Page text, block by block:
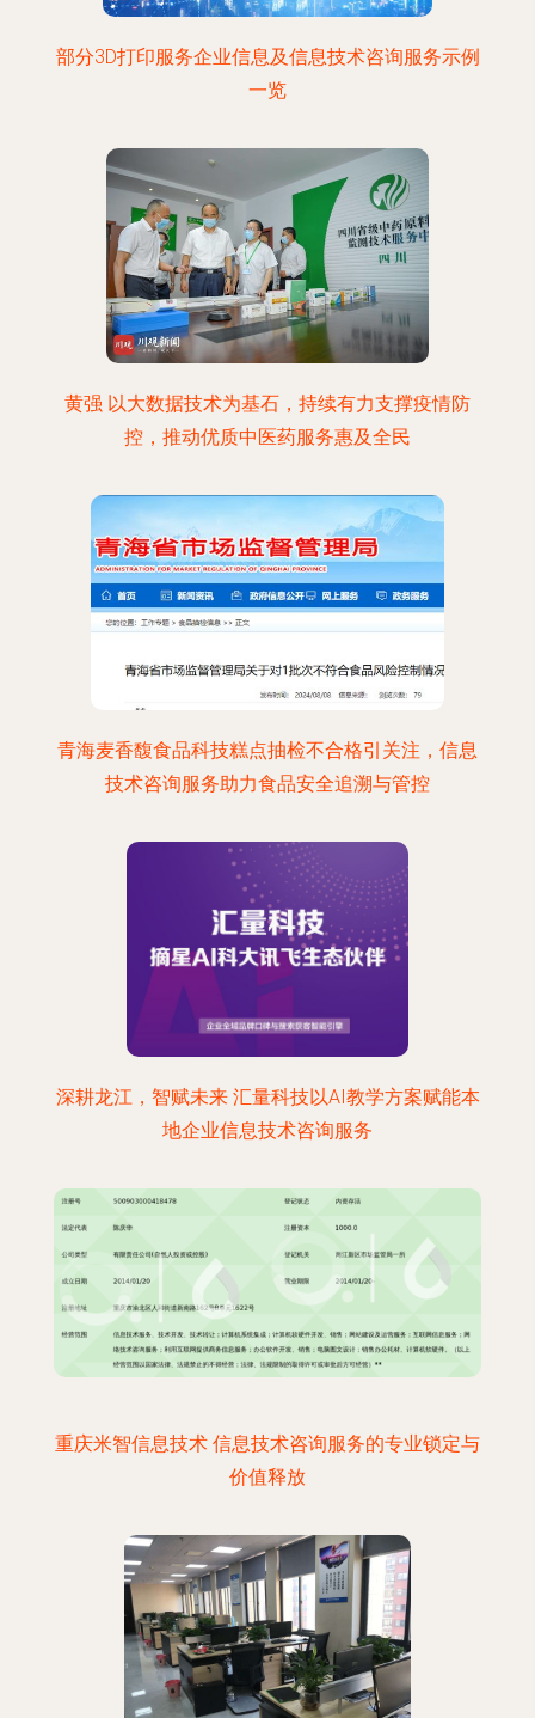
部分3D打印服务企业信息及信息技术咨询服务示例
一览
黄强 以大数据技术为基石，持续有力支撑疫情防
控，推动优质中医药服务惠及全民
青海麦香馥食品科技糕点抽检不合格引关注，信息
技术咨询服务助力食品安全追溯与管控
深耕龙江，智赋未来 汇量科技以AI教学方案赋能本
地企业信息技术咨询服务
重庆米智信息技术 信息技术咨询服务的专业锁定与
价值释放